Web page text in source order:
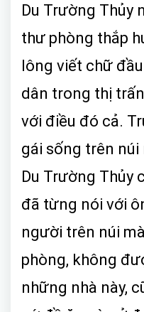
Du Trường Thủy
thư phòng thắp
lông viết chữ
dân trong thị
với điều đó cả.
gái sống trên núi
Du Trường Thủy
đã từng nói với
người trên núi
phòng, không
những nhà này,